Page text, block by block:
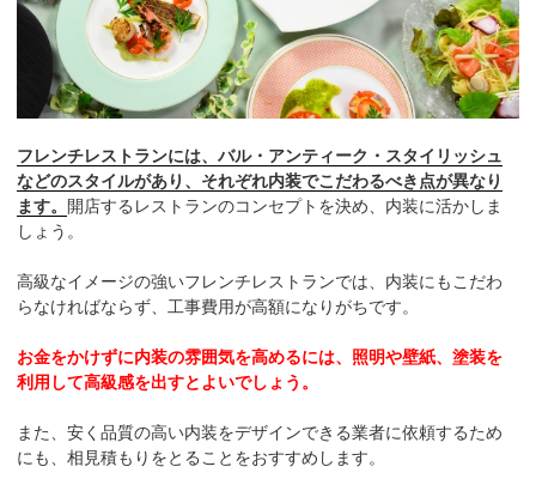
フレンチレストランには、バル・アンティーク・スタイリッシュ
などのスタイルがあり、それぞれ内装でこだわるべき点が異なり
ます。 開店するレストランのコンセプトを決め、内装に活かしま
しょう。
高級なイメージの強いフレンチレストランでは、内装にもこだわ
らなければならず、工事費用が高額になりがちです。
お金をかけずに内装の雰囲気を高めるには、照明や壁紙、塗装を
利用して高級感を出すとよいでしょう。
また、安く品質の高い内装をデザインできる業者に依頼するため
にも、相見積もりをとることをおすすめします。